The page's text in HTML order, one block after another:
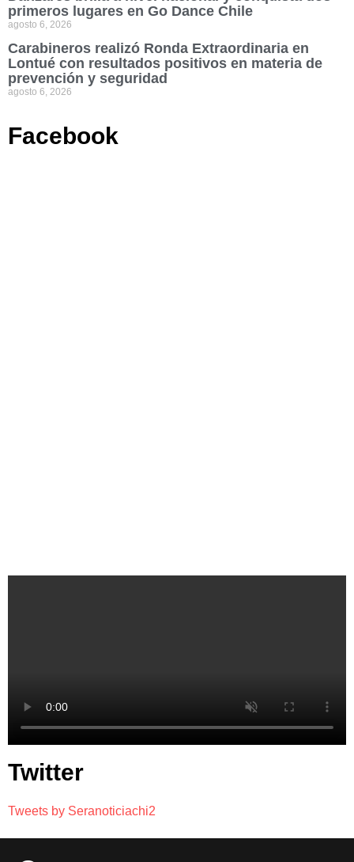
primeros lugares en Go Dance Chile
agosto 6, 2026
Carabineros realizó Ronda Extraordinaria en
Lontué con resultados positivos en materia de
prevención y seguridad
agosto 6, 2026
Facebook
Twitter
Tweets by Seranoticiachi2